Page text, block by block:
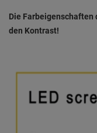
Die
den Kontrast!